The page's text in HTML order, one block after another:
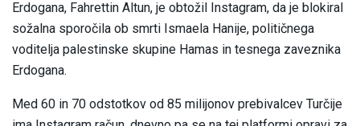
Erdogana, Fahrettin Altun, je obtožil Instagram, da je blokiral
sožalna sporočila ob smrti Ismaela Hanije, političnega
voditelja palestinske skupine Hamas in tesnega zaveznika
Erdogana.
Med 60 in 70 odstotkov od 85 milijonov prebivalcev Turčije